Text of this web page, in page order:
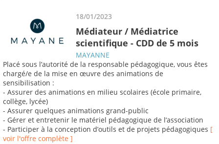
18/01/2023
Médiateur / Médiatrice
scientifique - CDD de 5 mois
MAYANNE
Placé sous l’autorité de la responsable pédagogique, vous êtes
chargé/e de la mise en œuvre des animations de
sensibilisation :
- Assurer des animations en milieu scolaires (école primaire,
collège, lycée)
- Assurer quelques animations grand-public
- Gérer et entretenir le matériel pédagogique de l’association
- Participer à la conception d’outils et de projets pédagogiques [
voir l'offre complète ]